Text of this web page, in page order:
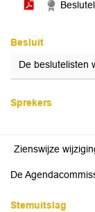
Besluit
De beslutelisten
Sprekers
Zienswijze
De
Stemuitslag